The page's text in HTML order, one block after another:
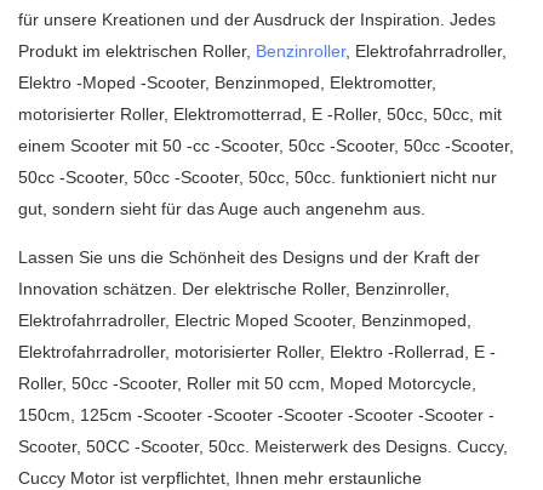
für unsere Kreationen und der Ausdruck der Inspiration. Jedes
Produkt im elektrischen Roller, Benzinroller, Elektrofahrradroller,
Elektro -Moped -Scooter, Benzinmoped, Elektromotter,
motorisierter Roller, Elektromotterrad, E -Roller, 50cc, 50cc, mit
einem Scooter mit 50 -cc -Scooter, 50cc -Scooter, 50cc -Scooter,
50cc -Scooter, 50cc -Scooter, 50cc, 50cc. funktioniert nicht nur
gut, sondern sieht für das Auge auch angenehm aus.
Lassen Sie uns die Schönheit des Designs und der Kraft der
Innovation schätzen. Der elektrische Roller, Benzinroller,
Elektrofahrradroller, Electric Moped Scooter, Benzinmoped,
Elektrofahrradroller, motorisierter Roller, Elektro -Rollerrad, E -
Roller, 50cc -Scooter, Roller mit 50 ccm, Moped Motorcycle,
150cm, 125cm -Scooter -Scooter -Scooter -Scooter -Scooter -
Scooter, 50CC -Scooter, 50cc. Meisterwerk des Designs. Cuccy,
Cuccy Motor ist verpflichtet, Ihnen mehr erstaunliche